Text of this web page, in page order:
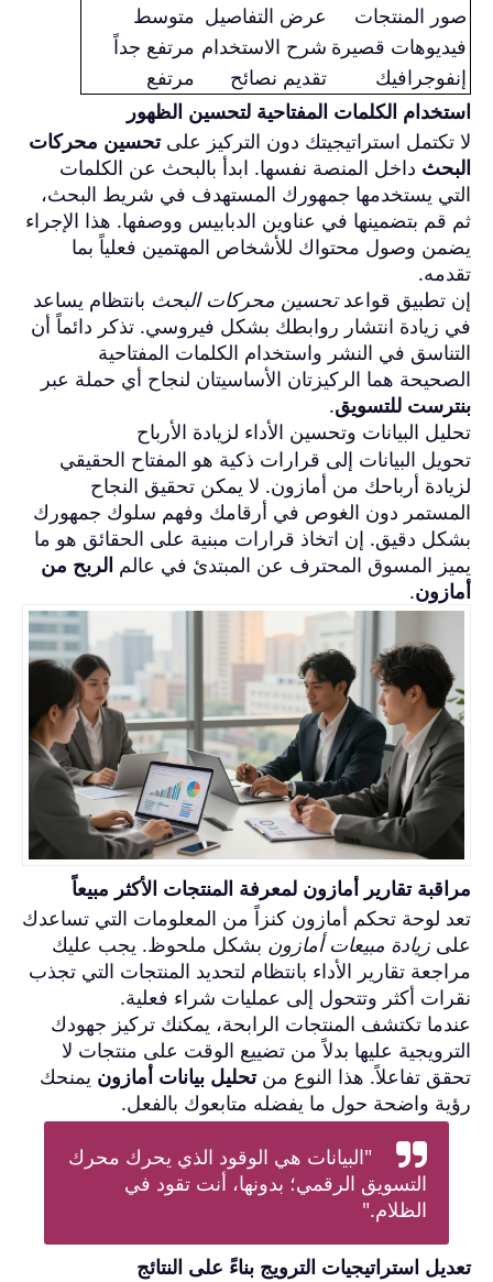
صور المنتجات
عرض التفاصيل متوسط
فيديوهات قصيرة شرح الاستخدام مرتفع جداً
إنفوجرافيك
تقديم نصائح
مرتفع
استخدام الكلمات المفتاحية لتحسين الظهور
لا تكتمل استراتيجيتك دون التركيز علىتحسين محركات
البحث داخل المنصة نفسها. ابدأ بالبحث عن الكلمات
التي يستخدمها جمهورك المستهدف في شريط البحث،
ثم قم بتضمينها في عناوين الدبابيس ووصفها. هذا الإجراء
يضمن وصول محتواك للأشخاص المهتمين فعلياً بما
تقدمه.
إن تطبيق قواعدتحسين محركات البحث بانتظام يساعد
في زيادة انتشار روابطك بشكل فيروسي. تذكر دائماً أن
التناسق في النشر واستخدام الكلمات المفتاحية
الصحيحة هما الركيزتان الأساسيتان لنجاح أي حملة عبر
بنترست للتسويق.
تحليل البيانات وتحسين الأداء لزيادة الأرباح
تحويل البيانات إلى قرارات ذكية هو المفتاح الحقيقي
لزيادة أرباحك من أمازون. لا يمكن تحقيق النجاح
المستمر دون الغوص في أرقامك وفهم سلوك جمهورك
بشكل دقيق. إن اتخاذ قرارات مبنية على الحقائق هو ما
يميز المسوق المحترف عن المبتدئ في عالم الربح من
أمازون.
مراقبة تقارير أمازون لمعرفة المنتجات الأكثر مبيعاً
تعد لوحة تحكم أمازون كنزاً من المعلومات التي تساعدك
على زيادة مبيعات أمازون بشكل ملحوظ. يجب عليك
مراجعة تقارير الأداء بانتظام لتحديد المنتجات التي تجذب
نقرات أكثر وتتحول إلى عمليات شراء فعلية.
عندما تكتشف المنتجات الرابحة، يمكنك تركيز جهودك
الترويجية عليها بدلاً من تضييع الوقت على منتجات لا
تحقق تفاعلاً. هذا النوع منتحليل بيانات أمازون يمنحك
رؤية واضحة حول ما يفضله متابعوك بالفعل.
"البيانات هي الوقود الذي يحرك محرك
التسويق الرقمي؛ بدونها، أنت تقود في
الظلام."
تعديل استراتيجيات الترويج بناءً على النتائج